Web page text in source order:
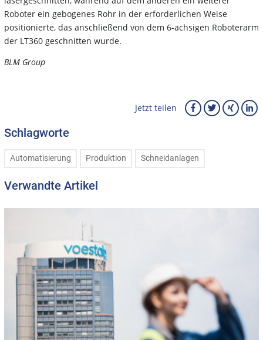
Roboter ein gebogenes Rohr in der erforderlichen Weise
positionierte, das anschließend von dem 6-achsigen Roboterarm
der LT360 geschnitten wurde.
BLM Group
Jetzt teilen
Schlagworte
Automatisierung Produktion Schneidanlagen
Verwandte Artikel